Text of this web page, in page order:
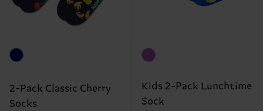
2-Pack Classic Cherry
Socks
Kids 2-Pack Lunchtime
Sock